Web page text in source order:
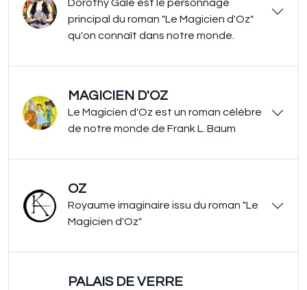
Dorothy Gale est le personnage
principal du roman "Le Magicien d'Oz"
qu'on connaît dans notre monde.
MAGICIEN D'OZ
Le Magicien d'Oz est un roman célèbre
de notre monde de Frank L. Baum
OZ
Royaume imaginaire issu du roman "Le
Magicien d'Oz"
PALAIS DE VERRE